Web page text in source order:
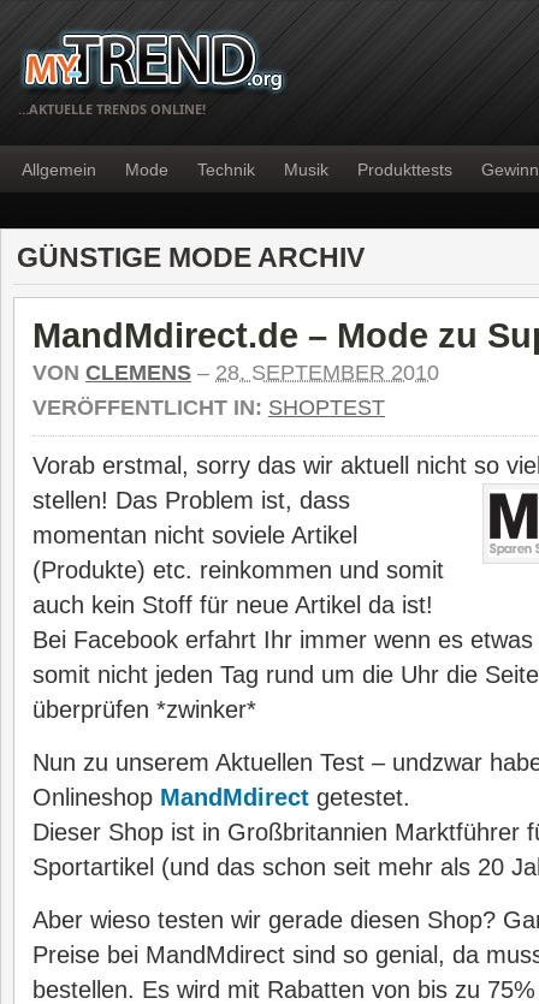
…AKTUELLE TRENDS ONLINE!
Allgemein Mode Technik Musik Produkttests
GÜNSTIGE MODE ARCHIV
MandMdirect.de – Mode zu
VON CLEMENS – 28. SEPTEMBER 2010
VERÖFFENTLICHT IN: SHOPTEST
Vorab erstmal, sorry das wir aktuell nicht so
stellen! Das Problem ist, dass
momentan nicht soviele Artikel
(Produkte) etc. reinkommen und somit
auch kein Stoff für neue Artikel da ist!
Bei Facebook erfahrt Ihr immer wenn es
somit nicht jeden Tag rund um die Uhr die
überprüfen *zwinker*
Nun zu unserem Aktuellen Test – undzwar
Onlineshop MandMdirect getestet.
Dieser Shop ist in Großbritannien Marktführer
Sportartikel (und das schon seit mehr als 20
Aber wieso testen wir gerade diesen Shop?
Preise bei MandMdirect sind so genial, da
bestellen. Es wird mit Rabatten von bis zu